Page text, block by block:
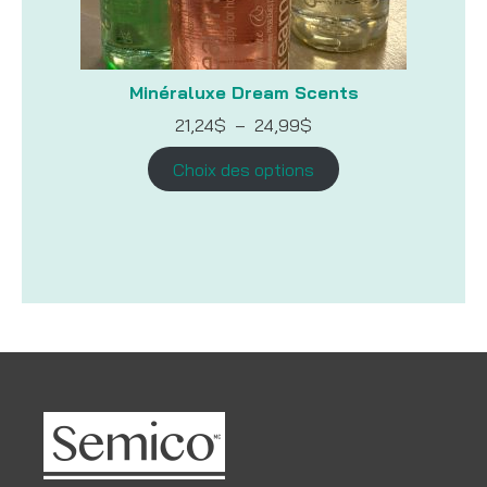
Minéraluxe Dream Scents
21,24$ – 24,99$
prix :
21,24$
à
Choix des options